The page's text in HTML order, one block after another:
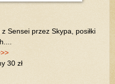
Sensei przez Skypa, posiłki
30 zł